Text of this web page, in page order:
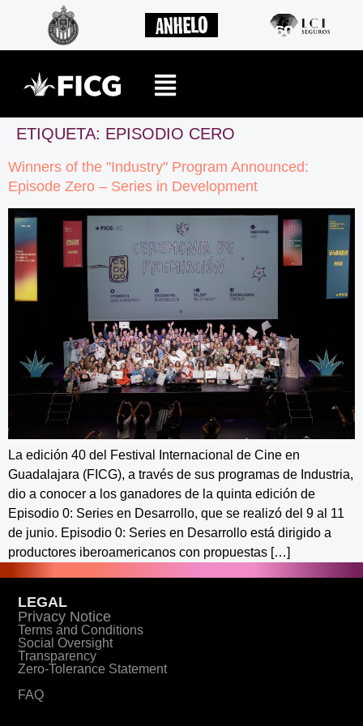
ETIQUETA: EPISODIO CERO
Winners of the "Industry" Program Announced:
Episode Zero – Series in Development
La edición 40 del Festival Internacional de Cine en
Guadalajara (FICG), a través de sus programas de Industria,
dio a conocer a los ganadores de la quinta edición de
Episodio 0: Series en Desarrollo, que se realizó del 9 al 11
de junio. Episodio 0: Series en Desarrollo está dirigido a
productores iberoamericanos con propuestas […]
LEGAL
Privacy Notice
Terms and Conditions
Social Oversight
Transparency
Zero-Tolerance Statement
FAQ